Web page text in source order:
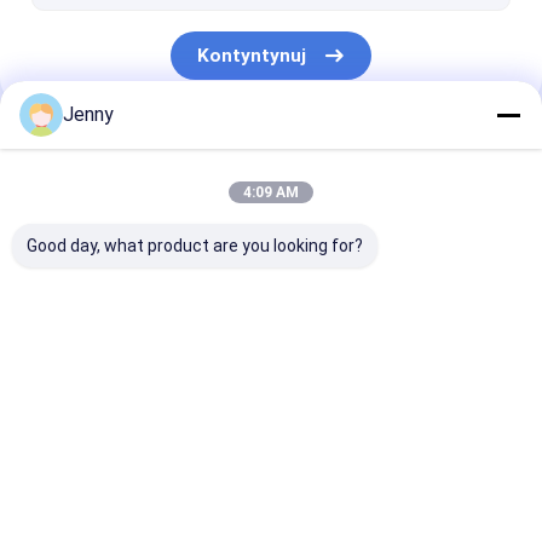
Kontyntynuj
Nasze Kategorie
Jenny
4:09 AM
Good day, what product are you looking for?